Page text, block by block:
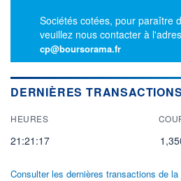
Sociétés cotées, pour paraître
veuillez nous contacter à
cp@boursorama.fr
DERNIÈRES TRANSACTIONS
HEURES
21:21:17
Consulter les dernières transactions de la